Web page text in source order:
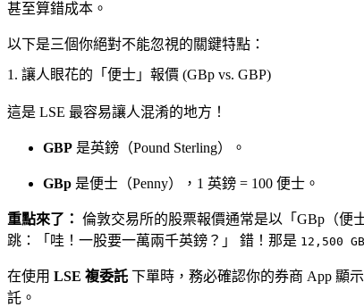
甚至算錯成本。
以下是三個你絕對不能忽視的關鍵特點：
1. 讓人眼花的「便士」報價 (GBp vs. GBP)
這是 LSE 最容易讓人混淆的地方！
GBP 是英鎊（Pound Sterling）。
GBp 是便士（Penny），1 英鎊 = 100 便士。
重點來了： 倫敦交易所的股票報價通常是以「GBp（便
跳：「哇！一股要一萬兩千英鎊？」 錯！那是 12,500
在使用 LSE 複委託 下單時，務必確認你的券商 App 顯
託。